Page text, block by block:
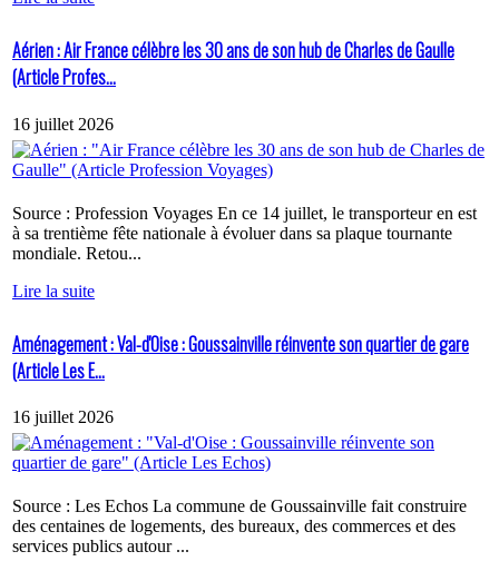
Aérien : Air France célèbre les 30 ans de son hub de Charles de Gaulle
(Article Profes...
16 juillet 2026
Source : Profession Voyages En ce 14 juillet, le transporteur en est
à sa trentième fête nationale à évoluer dans sa plaque tournante
mondiale. Retou...
Lire la suite
Aménagement : Val-d'Oise : Goussainville réinvente son quartier de gare
(Article Les E...
16 juillet 2026
Source : Les Echos La commune de Goussainville fait construire
des centaines de logements, des bureaux, des commerces et des
services publics autour ...